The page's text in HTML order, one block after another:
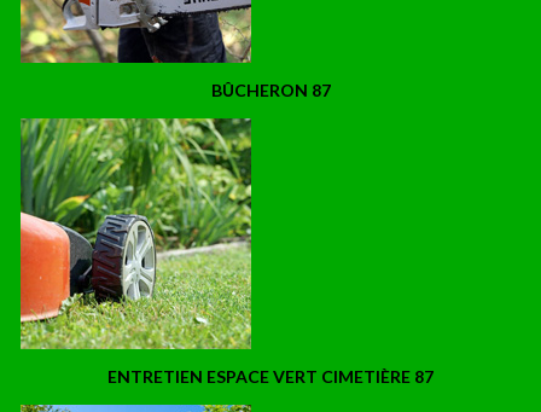
BÛCHERON 87
ENTRETIEN ESPACE VERT CIMETIÈRE 87